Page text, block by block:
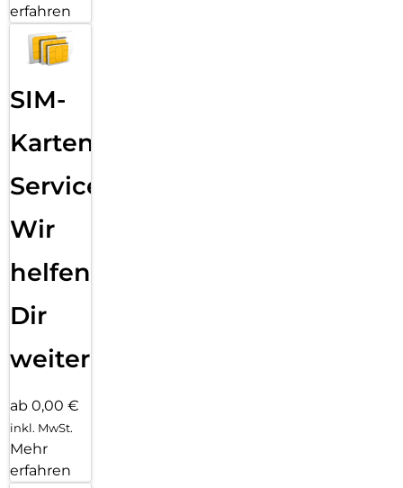
erfahren
SIM-
Karten
Service:
Wir
helfen
Dir
weiter
ab 0,00 €
inkl. MwSt.
Mehr
erfahren